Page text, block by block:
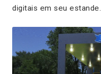
digitais em seu estande.